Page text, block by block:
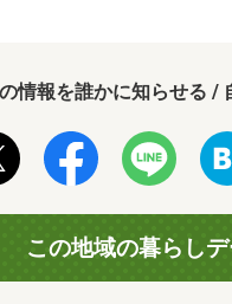
情報を誰かに知らせる /
この地域の暮らし